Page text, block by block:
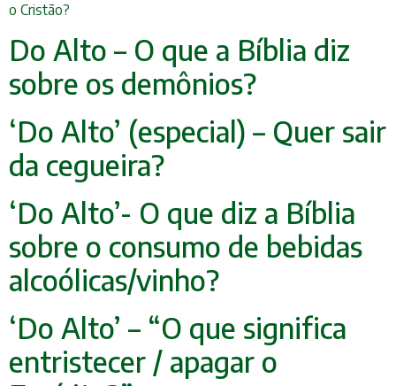
o Cristão?
Do Alto – O que a Bíblia diz
sobre os demônios?
‘Do Alto’ (especial) – Quer sair
da cegueira?
‘Do Alto’- O que diz a Bíblia
sobre o consumo de bebidas
alcoólicas/vinho?
‘Do Alto’ – “O que significa
entristecer / apagar o